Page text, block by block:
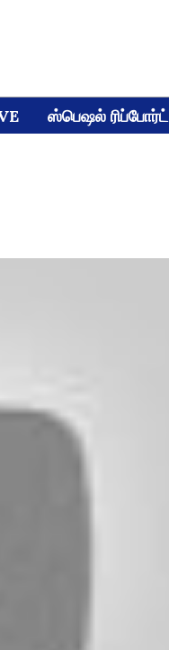
ஸ்பெஷல் ரிப்போர்ட்